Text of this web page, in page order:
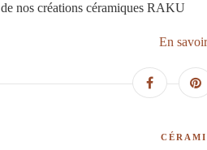
nos créations céramiques RAKU
En